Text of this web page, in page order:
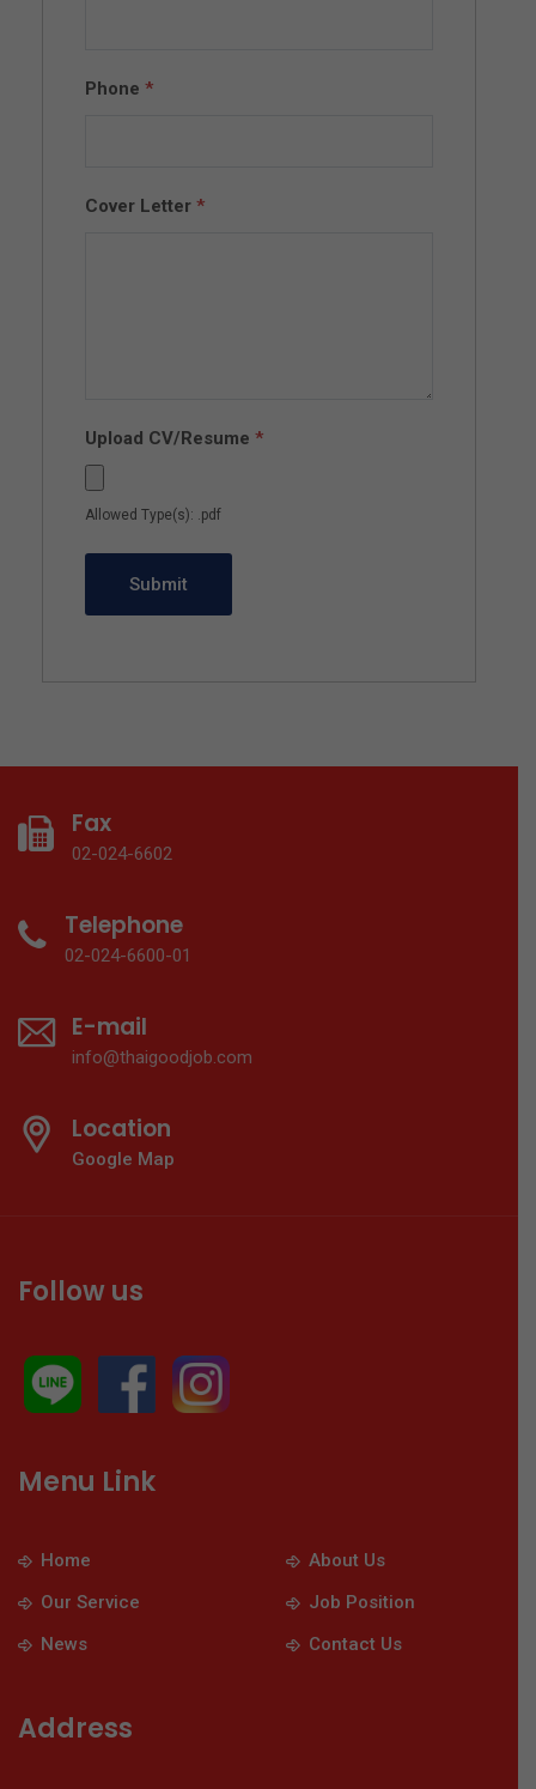
Phone *
Cover Letter *
Upload CV/Resume *
Allowed Type(s): .pdf
Fax
02-024-6602
Telephone
02-024-6600-01
E-mail
info@thaigoodjob.com
Location
Google Map
Follow us
Menu Link
Home
About Us
Our Service
Job Position
News
Contact Us
Address